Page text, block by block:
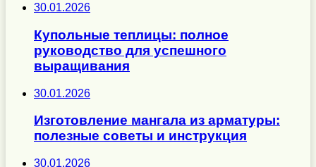
30.01.2026
Купольные теплицы: полное
руководство для успешного
выращивания
30.01.2026
Изготовление мангала из арматуры:
полезные советы и инструкция
30.01.2026